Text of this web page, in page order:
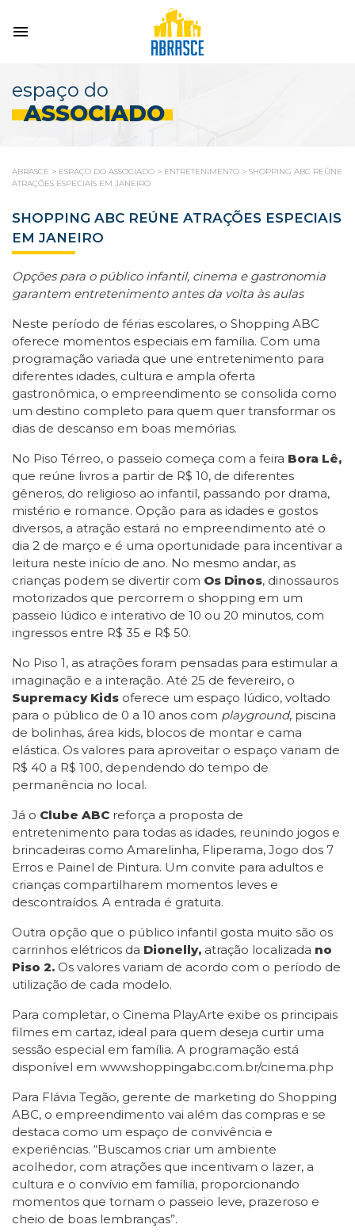
espaço do
ASSOCIADO
ABRASCE > ESPAÇO DO ASSOCIADO > ENTRETENIMENTO > SHOPPING ABC REÚNE
ATRAÇÕES ESPECIAIS EM JANEIRO
SHOPPING ABC REÚNE ATRAÇÕES ESPECIAIS
EM JANEIRO
Opções para o público infantil, cinema e gastronomia
garantem entretenimento antes da volta às aulas
Neste período de férias escolares, o Shopping ABC
oferece momentos especiais em família. Com uma
programação variada que une entretenimento para
diferentes idades, cultura e ampla oferta
gastronômica, o empreendimento se consolida como
um destino completo para quem quer transformar os
dias de descanso em boas memórias.
No Piso Térreo, o passeio começa com a feira Bora Lê,
que reúne livros a partir de R$ 10, de diferentes
gêneros, do religioso ao infantil, passando por drama,
mistério e romance. Opção para as idades e gostos
diversos, a atração estará no empreendimento até o
dia 2 de março e é uma oportunidade para incentivar a
leitura neste início de ano. No mesmo andar, as
crianças podem se divertir com Os Dinos, dinossauros
motorizados que percorrem o shopping em um
passeio lúdico e interativo de 10 ou 20 minutos, com
ingressos entre R$ 35 e R$ 50.
No Piso 1, as atrações foram pensadas para estimular a
imaginação e a interação. Até 25 de fevereiro, o
Supremacy Kids oferece um espaço lúdico, voltado
para o público de 0 a 10 anos com playground, piscina
de bolinhas, área kids, blocos de montar e cama
elástica. Os valores para aproveitar o espaço variam de
R$ 40 a R$ 100, dependendo do tempo de
permanência no local.
Já o Clube ABC reforça a proposta de
entretenimento para todas as idades, reunindo jogos e
brincadeiras como Amarelinha, Fliperama, Jogo dos 7
Erros e Painel de Pintura. Um convite para adultos e
crianças compartilharem momentos leves e
descontraídos. A entrada é gratuita.
Outra opção que o público infantil gosta muito são os
carrinhos elétricos da Dionelly, atração localizada no
Piso 2. Os valores variam de acordo com o período de
utilização de cada modelo.
Para completar, o Cinema PlayArte exibe os principais
filmes em cartaz, ideal para quem deseja curtir uma
sessão especial em família. A programação está
disponível em www.shoppingabc.com.br/cinema.php
Para Flávia Tegão, gerente de marketing do Shopping
ABC, o empreendimento vai além das compras e se
destaca como um espaço de convivência e
experiências. “Buscamos criar um ambiente
acolhedor, com atrações que incentivam o lazer, a
cultura e o convívio em família, proporcionando
momentos que tornam o passeio leve, prazeroso e
cheio de boas lembranças”.